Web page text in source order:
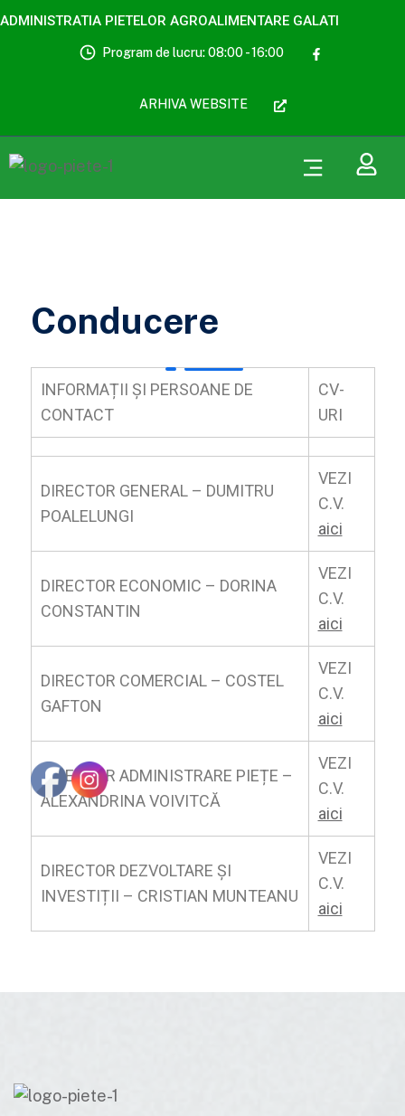
ADMINISTRATIA PIETELOR AGROALIMENTARE GALATI
Program de lucru: 08:00 - 16:00
ARHIVA WEBSITE
Conducere
INFORMAȚII ȘI PERSOANE DE
CONTACT
CV-
URI
DIRECTOR GENERAL – DUMITRU
POALELUNGI
VEZI
C.V.
aici
DIRECTOR ECONOMIC – DORINA
CONSTANTIN
VEZI
C.V.
aici
DIRECTOR COMERCIAL – COSTEL
GAFTON
VEZI
C.V.
aici
DIRECTOR ADMINISTRARE PIEȚE –
ALEXANDRINA VOIVITCĂ
VEZI
C.V.
aici
DIRECTOR DEZVOLTARE ȘI
INVESTIȚII – CRISTIAN MUNTEANU
VEZI
C.V.
aici